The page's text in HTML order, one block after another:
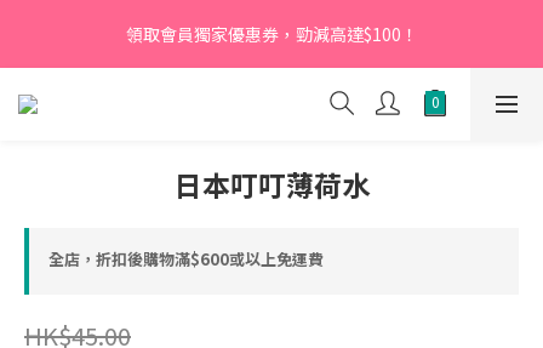
【新會員】即日起至2026月12月31日，首次下單輸入優惠碼
「NEW95」即可享95折
領取會員獨家優惠券，勁減高達$100！
【新會員】即日起至2026月12月31日，首次下單輸入優惠碼
「NEW95」即可享95折
日本叮叮薄荷水
全店，折扣後購物滿$600或以上免運費
HK$45.00